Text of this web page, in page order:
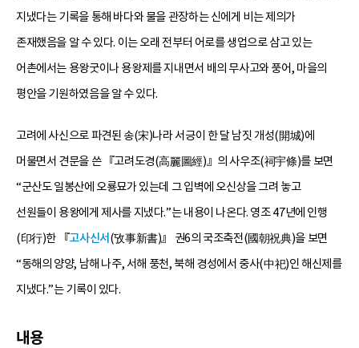
지냈다는 기록을 통해 바다와 물을 관장하는 신에게 비는 제의가
존재했음을 알 수 있다. 이는 오래 전부터 어로를 생업으로 삼고 있는
어촌에서는 용왕굿이나 용왕제를 지내면서 배의 무사고와 풍어, 마을의
평안을 기원하였음을 알 수 있다.
고려에 사신으로 파견된 송(宋)나라 서긍이 한 달 남짓 개성(開城)에
머물면서 견문을 쓴 『고려도경(高麗圖經)』의 사우조(祠宇條)를 보면
“군산도 일봉산에 오룡묘가 있는데 그 입벽에 오신상을 그려 놓고
선원들이 용왕에게 제사를 지냈다.”는 내용이 나온다. 영조 47년에 인행
(印行)한 『고사신서 (攷事新書)』 권6의 국조축전(國朝祝典)을 보면
“동해의 양양, 남해 나주, 서해 풍천, 북해 경성에서 중사(中祀)인 해신제를
지냈다.”는 기록이 있다.
내용